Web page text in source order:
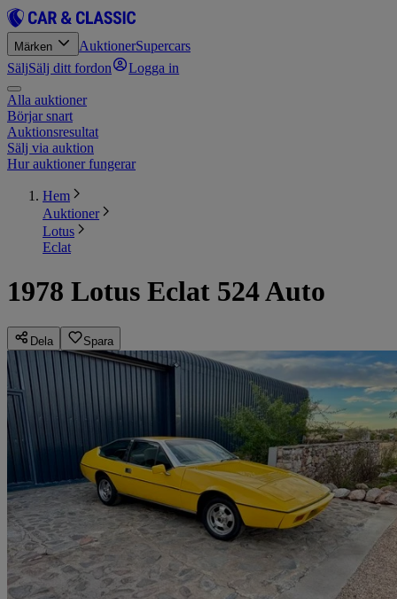
Märken AuktionerSupercars
SäljSälj ditt fordon Logga in
Alla auktioner
Börjar snart
Auktionsresultat
Sälj via auktion
Hur auktioner fungerar
Hem
Auktioner
Lotus
Eclat
1978 Lotus Eclat 524 Auto
Dela Spara